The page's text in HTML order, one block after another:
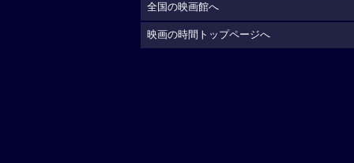
全国の映画館へ
映画の時間トップページへ